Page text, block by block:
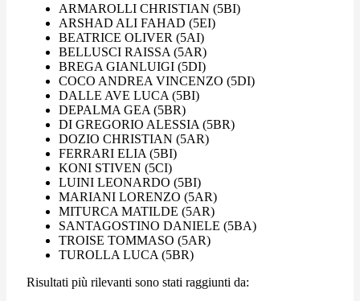
ARMAROLLI CHRISTIAN (5BI)
ARSHAD ALI FAHAD (5EI)
BEATRICE OLIVER (5AI)
BELLUSCI RAISSA (5AR)
BREGA GIANLUIGI (5DI)
COCO ANDREA VINCENZO (5DI)
DALLE AVE LUCA (5BI)
DEPALMA GEA (5BR)
DI GREGORIO ALESSIA (5BR)
DOZIO CHRISTIAN (5AR)
FERRARI ELIA (5BI)
KONI STIVEN (5CI)
LUINI LEONARDO (5BI)
MARIANI LORENZO (5AR)
MITURCA MATILDE (5AR)
SANTAGOSTINO DANIELE (5BA)
TROISE TOMMASO (5AR)
TUROLLA LUCA (5BR)
Risultati più rilevanti sono stati raggiunti da: